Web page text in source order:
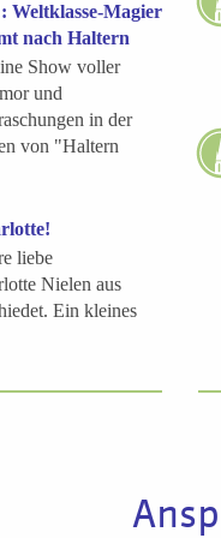
Weltklasse-Magier
nach Haltern
Show voller
und
in der
von "Haltern
liebe
Nielen aus
Ein kleines